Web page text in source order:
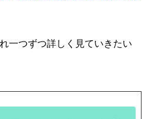
一つずつ詳しく見ていきたい